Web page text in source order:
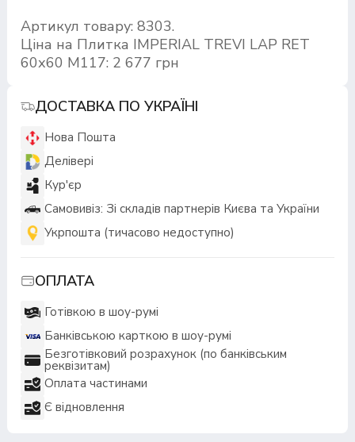
Артикул товару: 8303.
Ціна на Плитка IMPERIAL TREVI LAP RET
60х60 M117: 2 677 грн
ДОСТАВКА ПО УКРАЇНІ
Нова Пошта
Делівері
Кур'єр
Самовивіз: Зі складів партнерів Києва та України
Укрпошта (тичасово недоступно)
ОПЛАТА
Готівкою в шоу-румі
Банківською карткою в шоу-румі
Безготівковий розрахунок (по банківським
реквізитам)
Оплата частинами
Є відновлення